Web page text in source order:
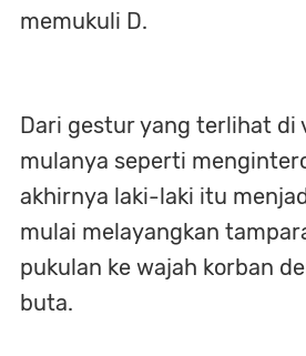
memukuli D.
Dari gestur yang terlihat di
mulanya seperti
akhirnya laki-laki itu
mulai melayangkan
pukulan ke wajah korban
buta.